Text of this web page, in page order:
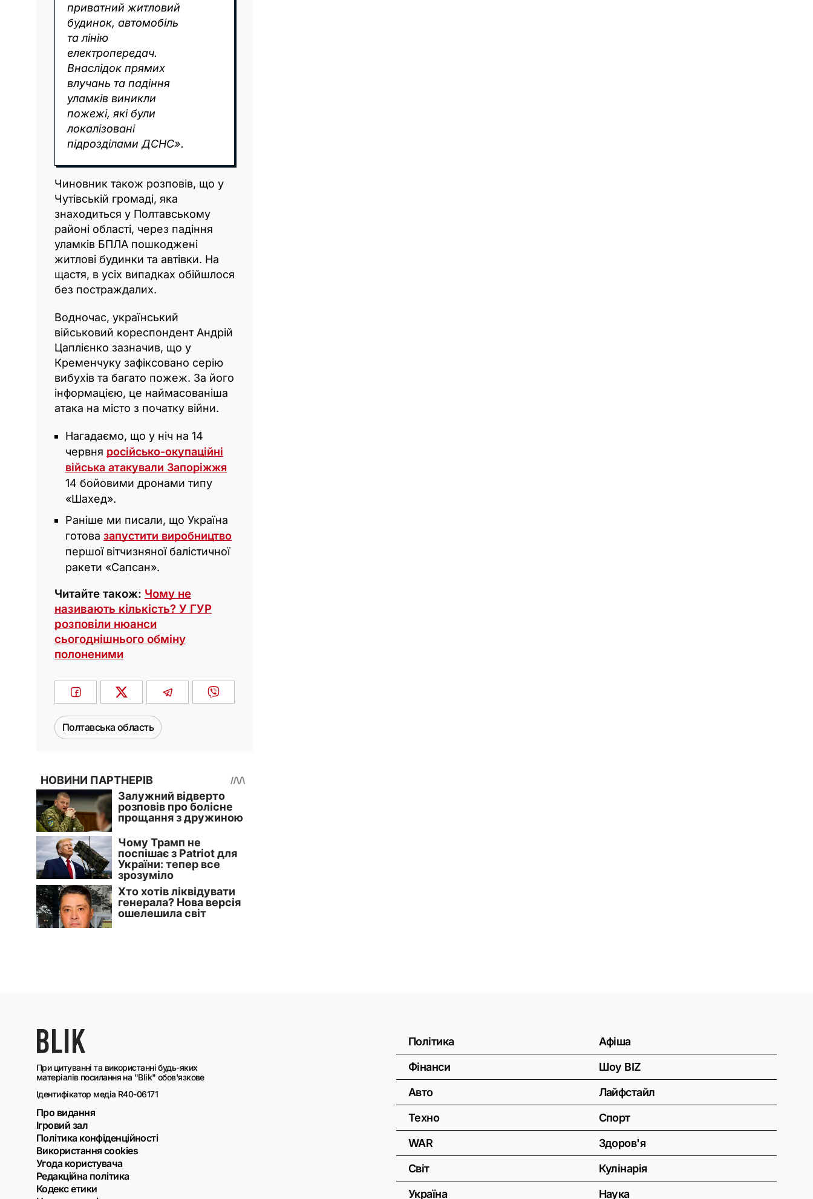
приватний житловий
будинок, автомобіль
та лінію
електропередач.
Внаслідок прямих
влучань та падіння
уламків виникли
пожежі, які були
локалізовані
підрозділами ДСНС».
Чиновник також розповів, що у
Чутівській громаді, яка
знаходиться у Полтавському
районі області, через падіння
уламків БПЛА пошкоджені
житлові будинки та автівки. На
щастя, в усіх випадках обійшлося
без постраждалих.
Водночас, український
військовий кореспондент Андрій
Цаплієнко зазначив, що у
Кременчуку зафіксовано серію
вибухів та багато пожеж. За його
інформацією, це наймасованіша
атака на місто з початку війни.
Нагадаємо, що у ніч на 14
червня російсько-окупаційні
війська атакували Запоріжжя
14 бойовими дронами типу
«‎Шахед».
Раніше ми писали, що Україна
готова запустити виробництво
першої вітчизняної балістичної
ракети «Сапсан».
Читайте також: Чому не
називають кількість? У ГУР
розповіли нюанси
сьогоднішнього обміну
полоненими
Полтавська область
При цитуванні та використанні будь-яких
матеріалів посилання на "Blik" обов'язкове
Ідентифікатор медіа R40-06171
Про видання
Ігровий зал
Політика конфіденційності
Використання cookies
Угода користувача
Редакційна політика
Кодекс етики
Політика
Фінанси
Авто
Техно
WAR
Світ
Україна
Афіша
Шоу BIZ
Лайфстайл
Спорт
Здоров'я
Кулінарія
Наука